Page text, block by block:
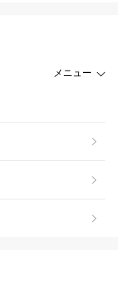
メニュー